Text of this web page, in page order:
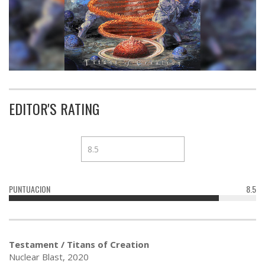
EDITOR'S RATING
8.5
PUNTUACION
Testament / Titans of Creation
Nuclear Blast, 2020